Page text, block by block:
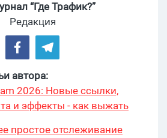
“Где Трафик?”
Редакция
автора:
2026: Новые ссылки,
и эффекты - как выжать
простое отслеживание